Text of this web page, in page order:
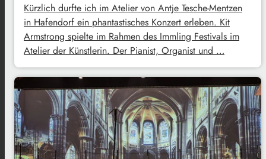
Kürzlich durfte ich im Atelier von Antje Tesche-Mentzen
in Hafendorf ein phantastisches Konzert erleben. Kit
Armstrong spielte im Rahmen des Immling Festivals im
Atelier der Künstlerin. Der Pianist, Organist und …